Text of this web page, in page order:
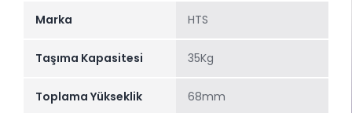
Marka HTS
Taşıma Kapasitesi 35Kg
Toplama Yükseklik 68mm